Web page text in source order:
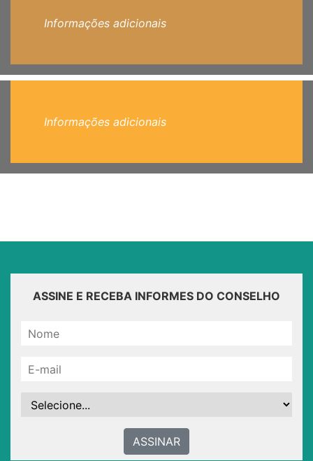
Informações adicionais
Informações adicionais
ASSINE E RECEBA INFORMES DO CONSELHO
ASSINAR